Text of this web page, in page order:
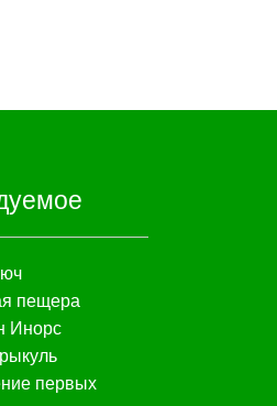
пещера
Инорс
первых